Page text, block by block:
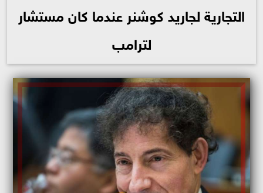
التجارية لجاريد كوشنر عندما كان مستشار
لترامب